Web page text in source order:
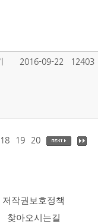
2016-09-22 12403
18 19 20
저작권보호정책
찾아오시는길